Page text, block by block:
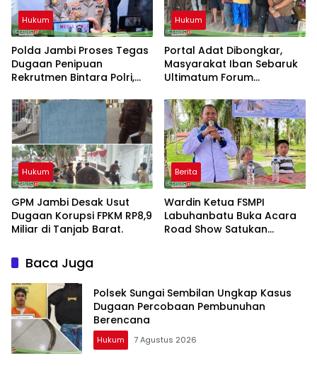
Hukum
Polda Jambi Proses Tegas
Dugaan Penipuan
Rekrutmen Bintara Polri,
Hukum
Portal Adat Dibongkar,
Masyarakat Iban Sebaruk
Ultimatum Forum
“Jangan Biarkan Hukum
Adat Dilecehkan”
Hukum
GPM Jambi Desak Usut
Dugaan Korupsi FPKM RP8,9
Miliar di Tanjab Barat.
Berita
Wardin Ketua FSMPI
Labuhanbatu Buka Acara
Road Show Satukan
Baca Juga
Polsek Sungai Sembilan Ungkap Kasus
Dugaan Percobaan Pembunuhan
Berencana
Hukum 7 Agustus 2026